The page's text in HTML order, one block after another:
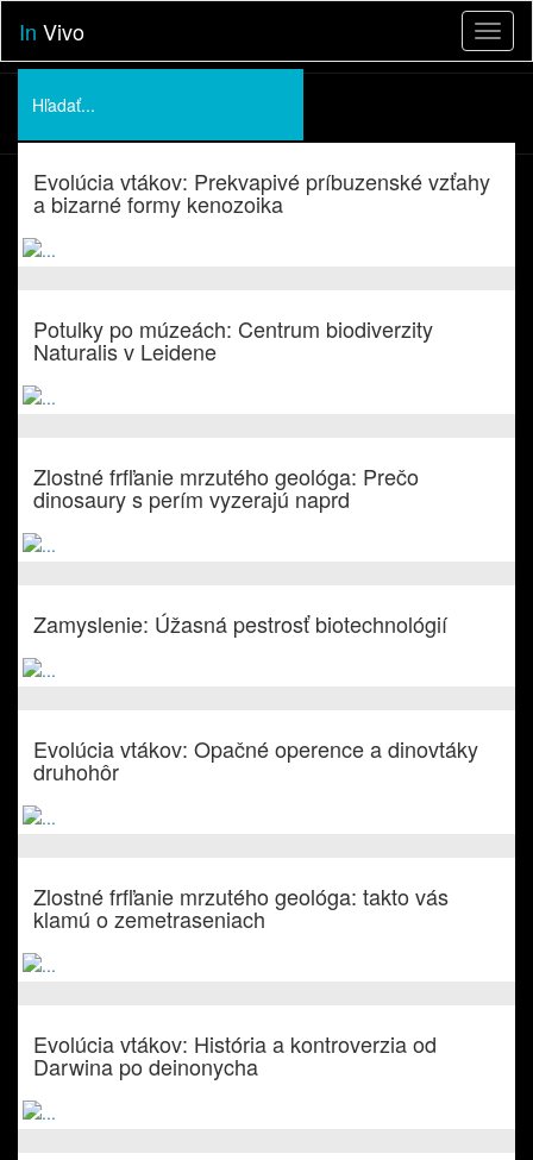
In Vivo
Podporte nás
O nás
Evolúcia vtákov: Prekvapivé príbuzenské vzťahy
a bizarné formy kenozoika
Potulky po múzeách: Centrum biodiverzity
Naturalis v Leidene
Zlostné frfľanie mrzutého geológa: Prečo
dinosaury s perím vyzerajú naprd
Zamyslenie: Úžasná pestrosť biotechnológií
Evolúcia vtákov: Opačné operence a dinovtáky
druhohôr
Zlostné frfľanie mrzutého geológa: takto vás
klamú o zemetraseniach
Evolúcia vtákov: História a kontroverzia od
Darwina po deinonycha